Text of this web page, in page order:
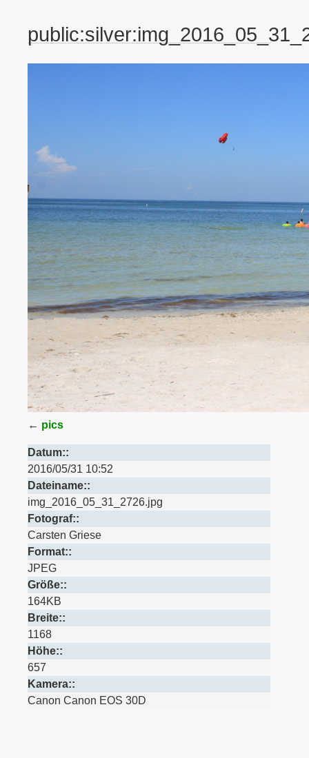
← pics
Datum::
2016/05/31 10:52
Dateiname::
img_2016_05_31_2726.jpg
Fotograf::
Carsten Griese
Format::
JPEG
Größe::
164KB
Breite::
1168
Höhe::
657
Kamera::
Canon Canon EOS 30D